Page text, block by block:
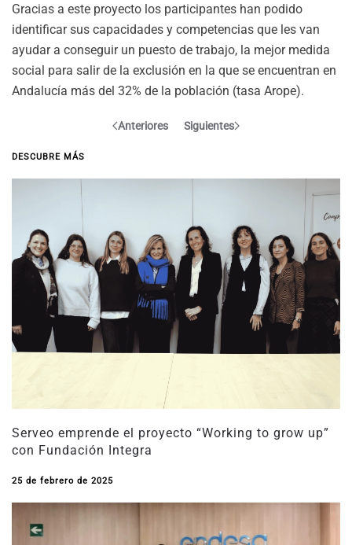
Gracias a este proyecto los participantes han podido
identificar sus capacidades y competencias que les van
ayudar a conseguir un puesto de trabajo, la mejor medida
social para salir de la exclusión en la que se encuentran en
Andalucía más del 32% de la población (tasa Arope).
Anteriores Siguientes
DESCUBRE MÁS
Serveo emprende el proyecto “Working to grow up”
con Fundación Integra
25 de febrero de 2025